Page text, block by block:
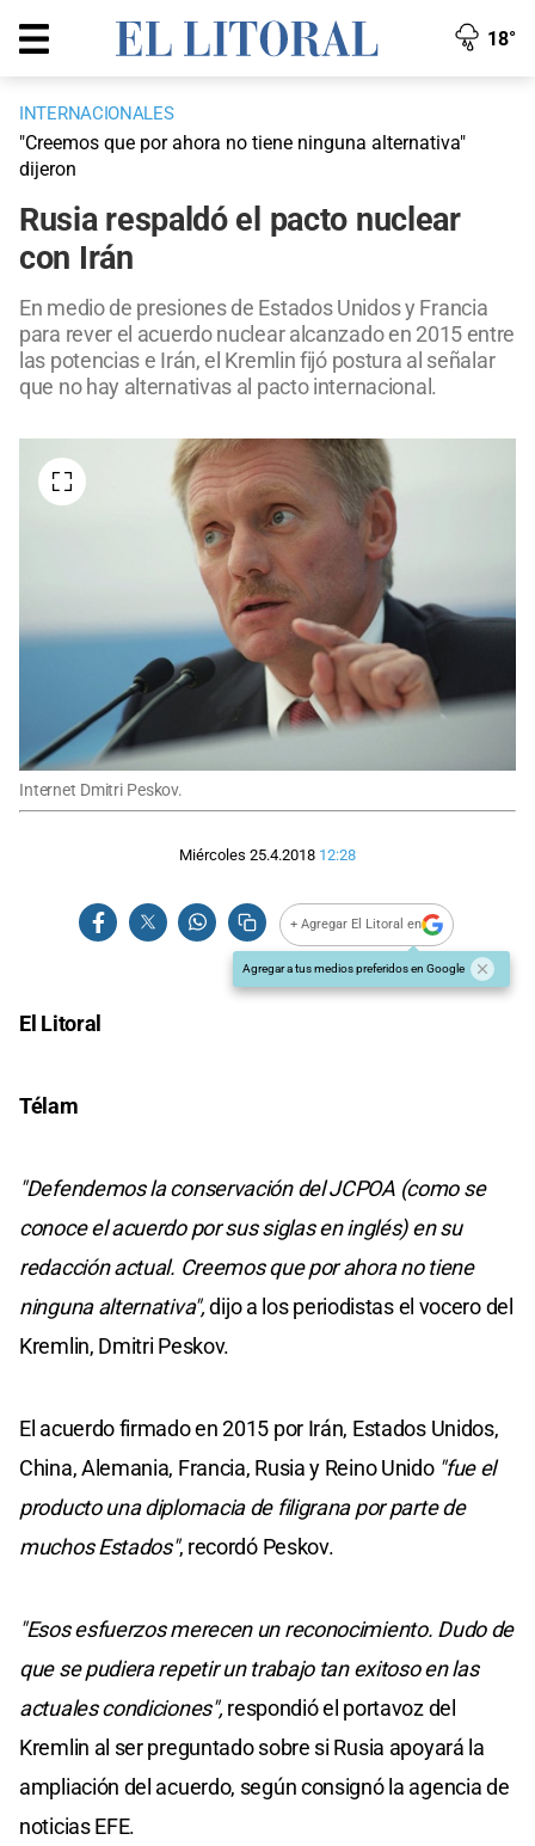
18°
INTERNACIONALES
"Creemos que por ahora no tiene ninguna alternativa"
dijeron
Rusia respaldó el pacto nuclear
con Irán
En medio de presiones de Estados Unidos y Francia
para rever el acuerdo nuclear alcanzado en 2015 entre
las potencias e Irán, el Kremlin fijó postura al señalar
que no hay alternativas al pacto internacional.
Internet Dmitri Peskov.
Miércoles 25.4.2018 12:28
+ Agregar El Litoral en
Agregar a tus medios preferidos en Google
El Litoral
Télam
"Defendemos la conservación del JCPOA (como se
conoce el acuerdo por sus siglas en inglés) en su
redacción actual. Creemos que por ahora no tiene
ninguna alternativa",dijo a los periodistas el vocero del
Kremlin, Dmitri Peskov.
El acuerdo firmado en 2015 por Irán, Estados Unidos,
China, Alemania, Francia, Rusia y Reino Unido"fue el
producto una diplomacia de filigrana por parte de
muchos Estados", recordó Peskov.
"Esos esfuerzos merecen un reconocimiento. Dudo de
que se pudiera repetir un trabajo tan exitoso en las
actuales condiciones", respondió el portavoz del
Kremlin al ser preguntado sobre si Rusia apoyará la
ampliación del acuerdo, según consignó la agencia de
noticias EFE.